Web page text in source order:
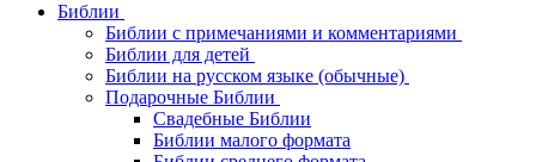
Библии
Библии с примечаниями и комментариями
Библии для детей
Библии на русском языке (обычные)
Подарочные Библии
Свадебные Библии
Библии малого формата